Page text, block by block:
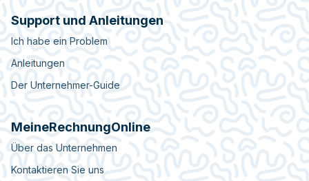
Support und Anleitungen
Ich habe ein Problem
Anleitungen
Der Unternehmer-Guide
MeineRechnungOnline
Über das Unternehmen
Kontaktieren Sie uns